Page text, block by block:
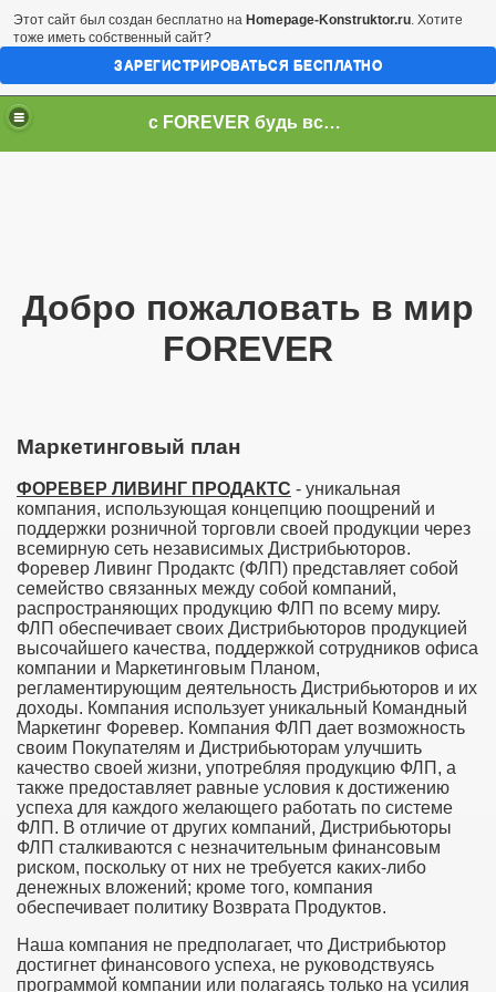
c FOREVER будь всегда первым DIPC Днепропетровск
Добро пожаловать в мир
FOREVER
Маркетинговый план
ФОРЕВЕР ЛИВИНГ ПРОДАКТС - уникальная
компания, использующая концепцию поощрений и
поддержки розничной торговли своей продукции через
всемирную сеть независимых Дистрибьюторов.
Форевер Ливинг Продактс (ФЛП) представляет собой
семейство связанных между собой компаний,
распространяющих продукцию ФЛП по всему миру.
ФЛП обеспечивает своих Дистрибьюторов продукцией
высочайшего качества, поддержкой сотрудников офиса
компании и Маркетинговым Планом,
регламентирующим деятельность Дистрибьюторов и их
доходы. Компания использует уникальный Командный
Маркетинг Форевер. Компания ФЛП дает возможность
своим Покупателям и Дистрибьюторам улучшить
качество своей жизни, употребляя продукцию ФЛП, а
также предоставляет равные условия к достижению
успеха для каждого желающего работать по системе
ФЛП. В отличие от других компаний, Дистрибьюторы
ФЛП сталкиваются с незначительным финансовым
риском, поскольку от них не требуется каких-либо
денежных вложений; кроме того, компания
обеспечивает политику Возврата Продуктов.
Наша компания не предполагает, что Дистрибьютор
достигнет финансового успеха, не руководствуясь
программой компании или полагаясь только на усилия
Этот сайт был создан бесплатно на Homepage-Konstruktor.ru. Хотите
тоже иметь собственный сайт?
ЗАРЕГИСТРИРОВАТЬСЯ БЕСПЛАТНО